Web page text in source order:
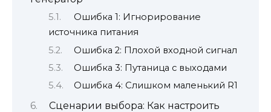
Ошибка 1: Игнорирование
источника питания
Ошибка 2: Плохой входной сигнал
Ошибка 3: Путаница с выходами
Ошибка 4: Слишком маленький R1
Сценарии выбора: Как настроить